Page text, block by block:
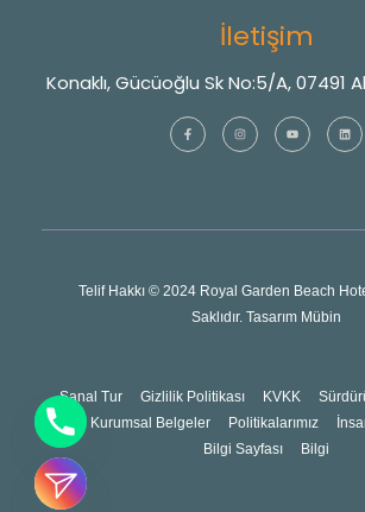
İletişim
Konaklı, Gücüoğlu Sk No:5/A, 07491
Telif Hakkı © 2024 Royal Garden Beach
Saklıdır. Tasarım Mübin
Sanal Tur Gizlilik Politikası KVKK
Kurumsal Belgeler
Politikalarımız
Bilgi Sayfası
Bilgi